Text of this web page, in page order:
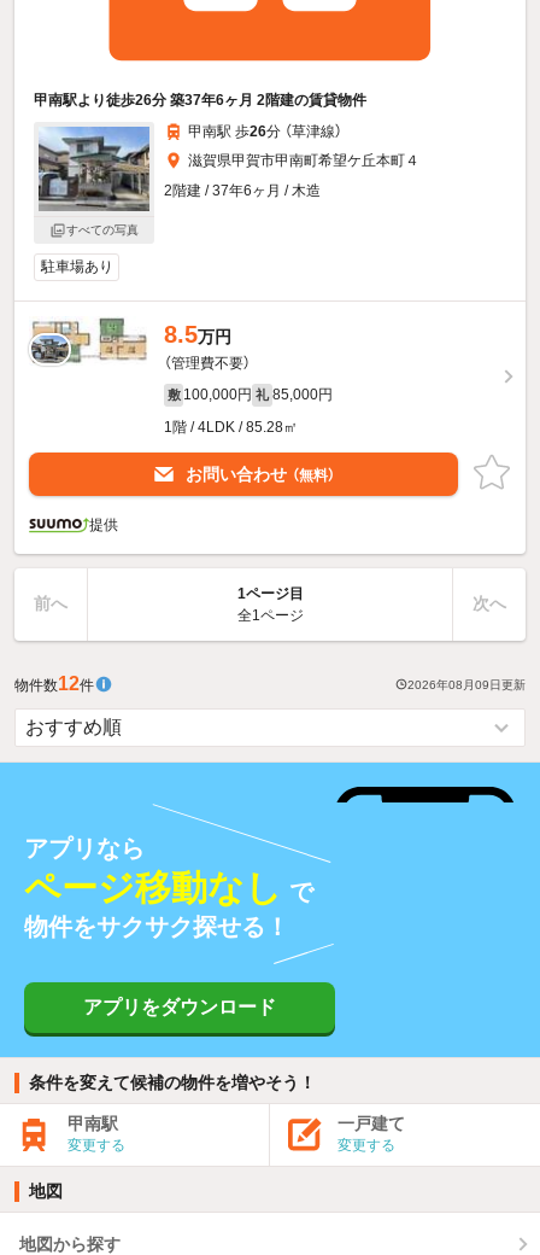
甲南駅より徒歩26分 築37年6ヶ月 2階建の賃貸物件
すべての写真
甲南駅 歩26分 （草津線）
滋賀県甲賀市甲南町希望ケ丘本町４
2階建 / 37年6ヶ月 / 木造
駐車場あり
8.5万円
（管理費不要）
敷 100,000円 礼 85,000円
1階 / 4LDK / 85.28㎡
お問い合わせ （無料）
提供
前へ
1ページ目
全1ページ
次へ
物件数12件 2026年08月09日更新
アプリなら
ページ移動なし で
物件をサクサク探せる！
アプリをダウンロード
条件を変えて候補の物件を増やそう！
甲南駅
変更する
一戸建て
変更する
地図
地図から探す